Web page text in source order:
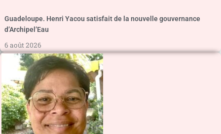
Guadeloupe. Henri Yacou satisfait de la nouvelle gouvernance
d’Archipel’Eau
6 août 2026